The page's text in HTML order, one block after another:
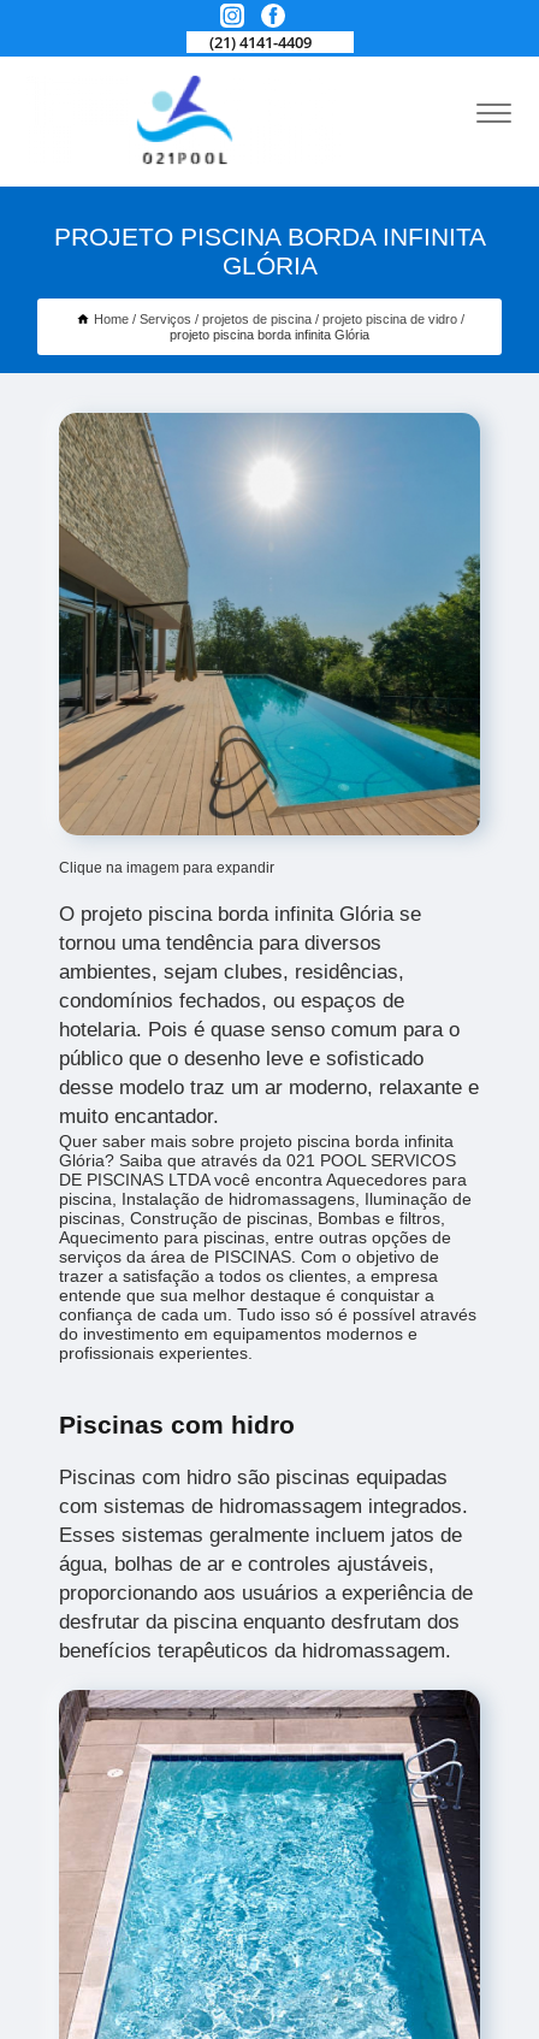
(21) 4141-4409
PROJETO PISCINA BORDA INFINITA
GLÓRIA
Home Serviços projetos de piscina
projeto piscina de vidro
projeto piscina borda infinita Glória
Clique na imagem para expandir
O projeto piscina borda infinita Glória se
tornou uma tendência para diversos
ambientes, sejam clubes, residências,
condomínios fechados, ou espaços de
hotelaria. Pois é quase senso comum para o
público que o desenho leve e sofisticado
desse modelo traz um ar moderno, relaxante e
muito encantador.
Quer saber mais sobre projeto piscina borda infinita
Glória? Saiba que através da 021 POOL SERVICOS
DE PISCINAS LTDA você encontra Aquecedores para
piscina, Instalação de hidromassagens, Iluminação de
piscinas, Construção de piscinas, Bombas e filtros,
Aquecimento para piscinas, entre outras opções de
serviços da área de PISCINAS. Com o objetivo de
trazer a satisfação a todos os clientes, a empresa
entende que sua melhor destaque é conquistar a
confiança de cada um. Tudo isso só é possível através
do investimento em equipamentos modernos e
profissionais experientes.
Piscinas com hidro
Piscinas com hidro são piscinas equipadas
com sistemas de hidromassagem integrados.
Esses sistemas geralmente incluem jatos de
água, bolhas de ar e controles ajustáveis,
proporcionando aos usuários a experiência de
desfrutar da piscina enquanto desfrutam dos
benefícios terapêuticos da hidromassagem.